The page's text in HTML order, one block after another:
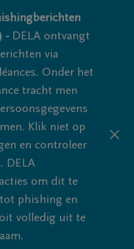
- DELA ontvangt
via
Onder het
tracht men
Klik niet op
en controleer
DELA
om dit te
phishing en
volledig uit te